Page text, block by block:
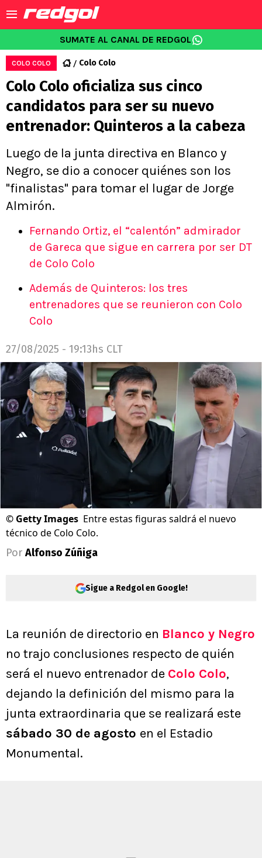
SUMATE AL CANAL DE REDGOL
COLO COLO Colo Colo
Colo Colo oficializa sus cinco
candidatos para ser su nuevo
entrenador: Quinteros a la cabeza
Luego de la junta directiva en Blanco y
Negro, se dio a conocer quiénes son los
"finalistas" para tomar el lugar de Jorge
Almirón.
Fernando Ortiz, el “calentón” admirador
de Gareca que sigue en carrera por ser DT
de Colo Colo
Además de Quinteros: los tres
entrenadores que se reunieron con Colo
Colo
27/08/2025 - 19:13hs CLT
© Getty Images Entre estas figuras saldrá el nuevo
técnico de Colo Colo.
Por Alfonso Zúñiga
Sigue a Redgol en Google!
La reunión de directorio en Blanco y Negro
no trajo conclusiones respecto de quién
será el nuevo entrenador de Colo Colo,
dejando la definición del mismo para la
junta extraordinaria que se realizará este
sábado 30 de agosto en el Estadio
Monumental.